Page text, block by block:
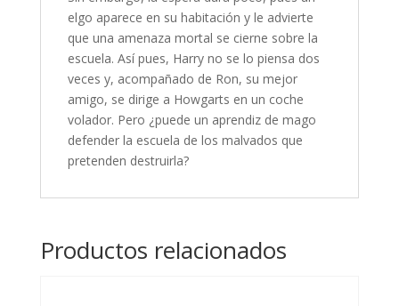
elgo aparece en su habitación y le advierte
que una amenaza mortal se cierne sobre la
escuela. Así pues, Harry no se lo piensa dos
veces y, acompañado de Ron, su mejor
amigo, se dirige a Howgarts en un coche
volador. Pero ¿puede un aprendiz de mago
defender la escuela de los malvados que
pretenden destruirla?
Productos relacionados